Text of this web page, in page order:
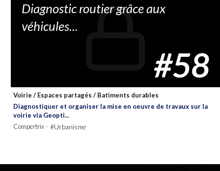
Diagnostic routier grâce aux
véhicules...
#58
Voirie/ Espaces partagés/ Batiments durables
Diagnostiquer et organiser la mise en oeuvre de travaux sur la
voirie via Geopti...
Compertrix - #Urbanisme